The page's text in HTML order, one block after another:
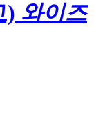
와이즈